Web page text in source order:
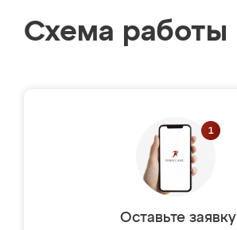
Схема работы
Оставьте заявку